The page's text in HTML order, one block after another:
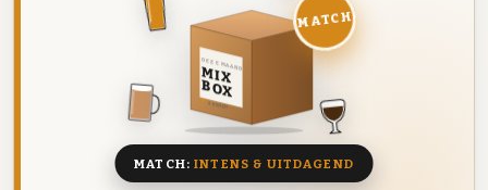
DEZE MAAND
MIX
BOX
8 BIEREN
MATCH
MATCH:INTENS & UITDAGEND